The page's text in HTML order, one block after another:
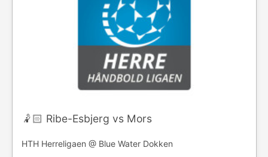
🤾🏻 Ribe-Esbjerg vs Mors
HTH Herreligaen @ Blue Water Dokken